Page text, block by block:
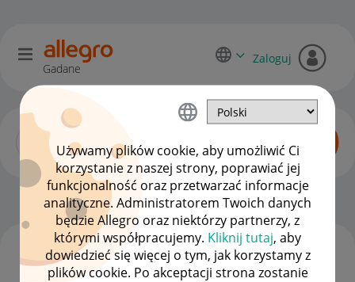
Używamy plików cookie, aby umożliwić Ci
korzystanie z naszej strony, poprawiać jej
funkcjonalność oraz przetwarzać informacje
analityczne. Administratorem Twoich danych
będzie Allegro oraz niektórzy partnerzy, z
którymi współpracujemy. Kliknij tutaj, aby
dowiedzieć się więcej o tym, jak korzystamy z
plików cookie. Po akceptacji strona zostanie
Gadane
Zaloguj
Allegro One dla kupujących OPCJE
WSZYSTKIE TEMATY